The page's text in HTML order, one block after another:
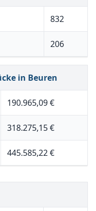
832
206
in Beuren
190.965,09 €
318.275,15 €
445.585,22 €